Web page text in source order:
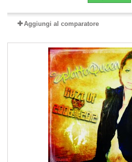
Aggiungi al comparatore